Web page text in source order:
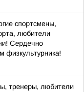
спортсмены,
любители
Сердечно
физкультурника!
тренеры, любители